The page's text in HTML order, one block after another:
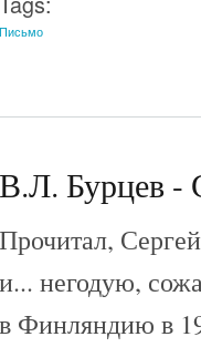
Письмо
В.Л. Бурцев -
Прочитал,
и... негодую,
в Финляндию в